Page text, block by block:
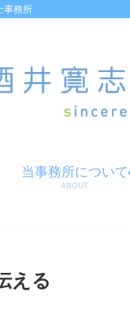
事務所
当事務所について
ABOUT
える